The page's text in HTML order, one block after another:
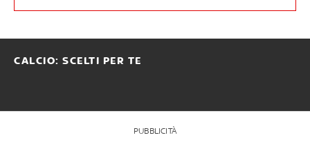
CALCIO: SCELTI PER TE
PUBBLICITÀ